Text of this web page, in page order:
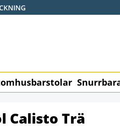
Calisto Trä